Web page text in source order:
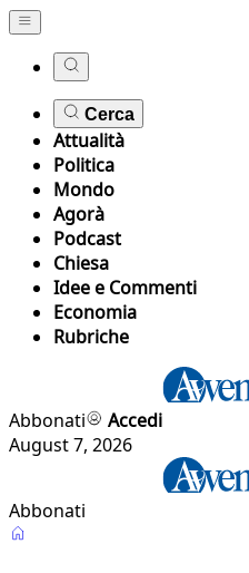
Cerca
Attualità
Politica
Mondo
Agorà
Podcast
Chiesa
Idee e Commenti
Economia
Rubriche
Abbonati
Accedi
August 7, 2026
Abbonati